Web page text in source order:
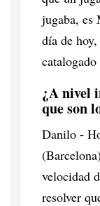
jugaba, es
día de
¿A nivel
que son
Danilo -
velocidad
resolver